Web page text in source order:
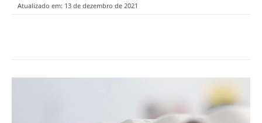
Atualizado em: 13 de dezembro de 2021